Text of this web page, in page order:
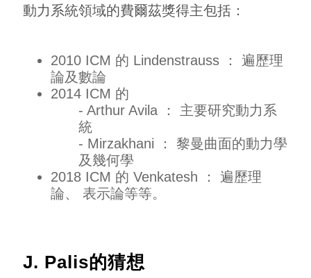
動力系統領域的費爾茲獎得主包括：
2010 ICM 的 Lindenstrauss ： 遍歷理
論及數論
2014 ICM 的
- Arthur Avila ： 主要研究動力系
統
- Mirzakhani ： 黎曼曲面的動力學
及幾何學
2018 ICM 的 Venkatesh ： 遍歷理
論、 表示論等等。
J. Palis的猜想